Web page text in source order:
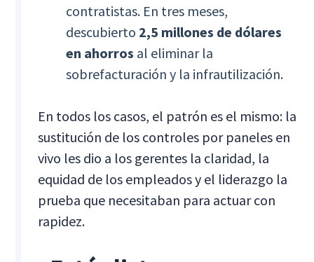
contratistas. En tres meses,
descubierto 2,5 millones de dólares
en ahorros al eliminar la
sobrefacturación y la infrautilización.
En todos los casos, el patrón es el mismo: la
sustitución de los controles por paneles en
vivo les dio a los gerentes la claridad, la
equidad de los empleados y el liderazgo la
prueba que necesitaban para actuar con
rapidez.